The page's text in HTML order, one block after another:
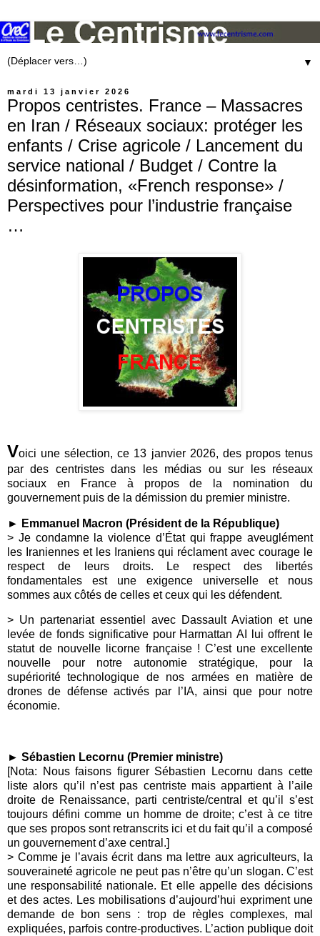
▼
mardi 13 janvier 2026
Propos centristes. France – Massacres
en Iran / Réseaux sociaux: protéger les
enfants / Crise agricole / Lancement du
service national / Budget / Contre la
désinformation, «French response» /
Perspectives pour l’industrie française
…
Voici une sélection, ce 13 janvier 2026, des propos tenus
par des centristes dans les médias ou sur les réseaux
sociaux en France à propos de la nomination du
gouvernement puis de la démission du premier ministre.
► Emmanuel Macron (Président de la République)
> Je condamne la violence d’État qui frappe aveuglément
les Iraniennes et les Iraniens qui réclament avec courage le
respect de leurs droits. Le respect des libertés
fondamentales est une exigence universelle et nous
sommes aux côtés de celles et ceux qui les défendent.
> Un partenariat essentiel avec Dassault Aviation et une
levée de fonds significative pour Harmattan AI lui offrent le
statut de nouvelle licorne française ! C’est une excellente
nouvelle pour notre autonomie stratégique, pour la
supériorité technologique de nos armées en matière de
drones de défense activés par l’IA, ainsi que pour notre
économie.
► Sébastien Lecornu (Premier ministre)
[Nota: Nous faisons figurer Sébastien Lecornu dans cette
liste alors qu’il n’est pas centriste mais appartient à l’aile
droite de Renaissance, parti centriste/central et qu’il s’est
toujours défini comme un homme de droite; c’est à ce titre
que ses propos sont retranscrits ici et du fait qu’il a composé
un gouvernement d’axe central.]
> Comme je l’avais écrit dans ma lettre aux agriculteurs, la
souveraineté agricole ne peut pas n’être qu’un slogan. C’est
une responsabilité nationale. Et elle appelle des décisions
et des actes. Les mobilisations d’aujourd’hui expriment une
demande de bon sens : trop de règles complexes, mal
expliquées, parfois contre-productives. L’action publique doit